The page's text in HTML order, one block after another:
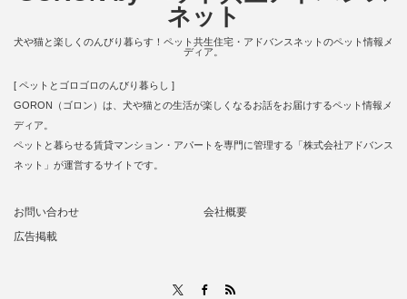
ネット
犬や猫と楽しくのんびり暮らす！ペット共生住宅・アドバンスネットのペット情報メ
ディア。
[ ペットとゴロゴロのんびり暮らし ]
GORON（ゴロン）は、犬や猫との生活が楽しくなるお話をお届けするペット情報メ
ディア。
ペットと暮らせる賃貸マンション・アパートを専門に管理する「株式会社アドバンス
ネット」が運営するサイトです。
お問い合わせ
会社概要
広告掲載
Facebook